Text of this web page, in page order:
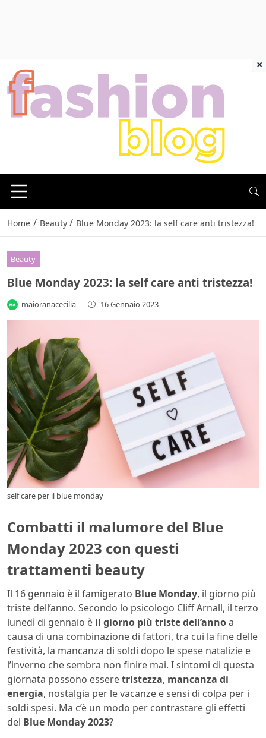
Home / Beauty / Blue Monday 2023: la self care anti tristezza!
Beauty
Blue Monday 2023: la self care anti tristezza!
maioranacecilia - 16 Gennaio 2023
self care per il blue monday
Combatti il malumore del Blue
Monday 2023 con questi
trattamenti beauty
Il 16 gennaio è il famigerato Blue Monday, il giorno più
triste dell’anno. Secondo lo psicologo Cliff Arnall, il terzo
lunedì di gennaio è il giorno più triste dell’annoa
causa di una combinazione di fattori, tra cui la fine delle
festività, la mancanza di soldi dopo le spese natalizie e
l’inverno che sembra non finire mai. I sintomi di questa
giornata possono esseretristezza, mancanza di
energia, nostalgia per le vacanze e sensi di colpa per i
soldi spesi. Ma c’è un modo per contrastare gli effetti
del Blue Monday 2023?
×